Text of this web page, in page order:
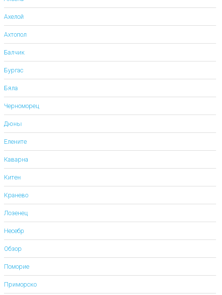
Ахелой
Ахтопол
Балчик
Бургас
Бяла
Черноморец
Дюны
Елените
Каварна
Китен
Кранево
Лозенец
Несебр
Обзор
Поморие
Приморско